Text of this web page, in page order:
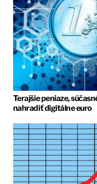
Terajšie peniaze,
nahradiť digitálne euro